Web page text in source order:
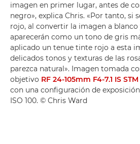
imagen en primer lugar, antes de
negro», explica Chris. «Por tanto, si
rojo, al convertir la imagen a
aparecerán como un tono de gris
aplicado un tenue tinte rojo a esta
delicados tonos y texturas de las
parezca natural». Imagen tomada
objetivo RF 24-105mm F4-7.1 IS STM
con una configuración de
ISO 100. © Chris Ward